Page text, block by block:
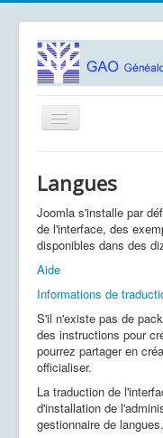
Basculer
la
Logiciels
Association GAO
Contacts
Documentation
Vous êtes ici :
Utiliser les
Langues
Joomla s'installe par
de l'interface, des
disponibles dans des
Aide
Informations de
S'il n'existe pas de
des instructions pour
pourrez partager en
officialiser.
La traduction de
d'installation de
gestionnaire de langues.